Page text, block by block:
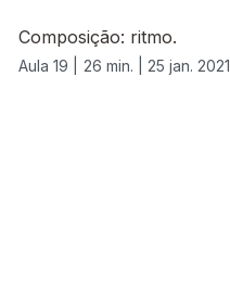
Composição: ritmo.
Aula 19 | 26 min. | 25 jan. 2021